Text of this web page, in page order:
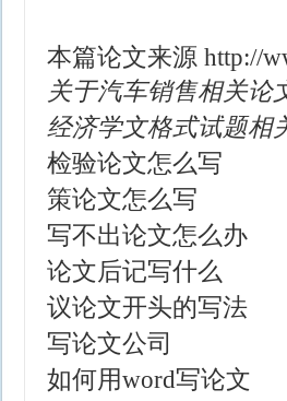
本篇论文来源 http://
关于汽车销售相关论
经济学文格式试题相
检验论文怎么写
策论文怎么写
写不出论文怎么办
论文后记写什么
议论文开头的写法
写论文公司
如何用word写论文